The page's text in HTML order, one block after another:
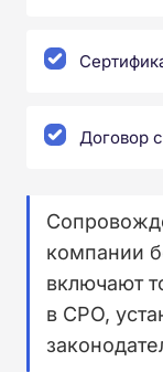
Договор
компании
включают
в СРО,